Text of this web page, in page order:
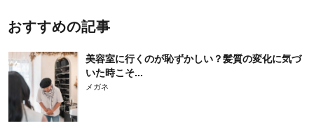
おすすめの記事
美容室に行くのが恥ずかしい？髪質の変化に気づ
いた時こそ...
メガネ